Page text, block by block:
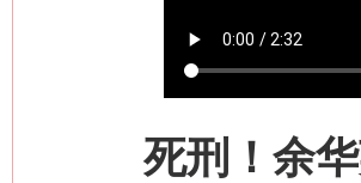
死刑！余华